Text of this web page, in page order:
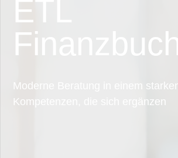
ETL
Moderne Beratung in einem
Kompetenzen, die sich ergänzen